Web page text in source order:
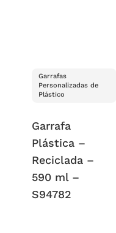
Garrafas
Personalizadas de
Plástico
Garrafa
Plástica –
Reciclada –
590 ml –
S94782